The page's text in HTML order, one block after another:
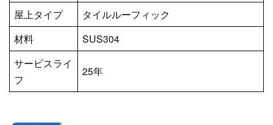
屋上タイプ
タイルルーフィック
材料
SUS304
サービスライ
フ
25年